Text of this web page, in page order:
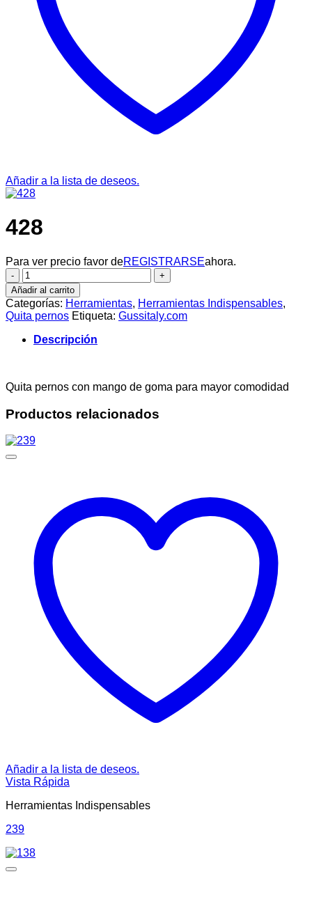
Añadir a la lista de deseos.
428
Para ver precio favor deREGISTRARSEahora.
428
cantidad
Añadir al carrito
Categorías: Herramientas, Herramientas Indispensables,
Quita pernos Etiqueta: Gussitaly.com
Descripción
Quita pernos con mango de goma para mayor comodidad
Productos relacionados
Añadir a la lista de deseos.
Vista Rápida
Herramientas Indispensables
239